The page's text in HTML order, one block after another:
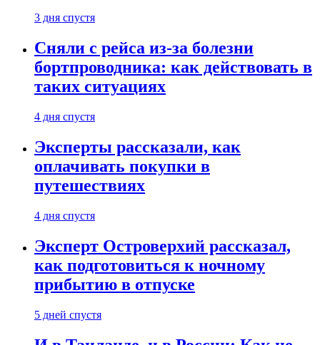
3 дня спустя
Сняли с рейса из-за болезни
бортпроводника: как действовать в
таких ситуациях
4 дня спустя
Эксперты рассказали, как
оплачивать покупки в
путешествиях
4 дня спустя
Эксперт Островерхий рассказал,
как подготовиться к ночному
прибытию в отпуске
5 дней спустя